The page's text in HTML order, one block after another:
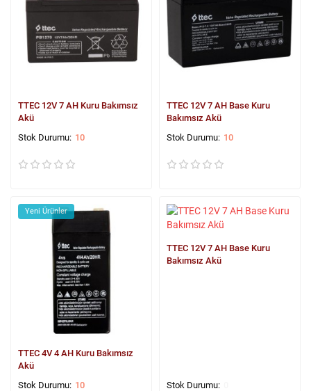
TTEC 12V 7 AH Kuru Bakımsız
Akü
10
TTEC 12V 7 AH Base Kuru
Bakımsız Akü
10
Yeni Ürünler
TTEC 4V 4 AH Kuru Bakımsız
Akü
10
TTEC 12V 7 AH Base Kuru
Bakımsız Akü